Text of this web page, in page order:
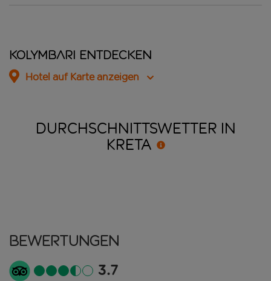
Kolymbari entdecken
Hotel auf Karte anzeigen
DURCHSCHNITTSWETTER IN
KRETA
Bewertungen
3.7